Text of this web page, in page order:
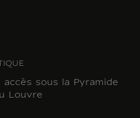
sous la Pyramide
Louvre